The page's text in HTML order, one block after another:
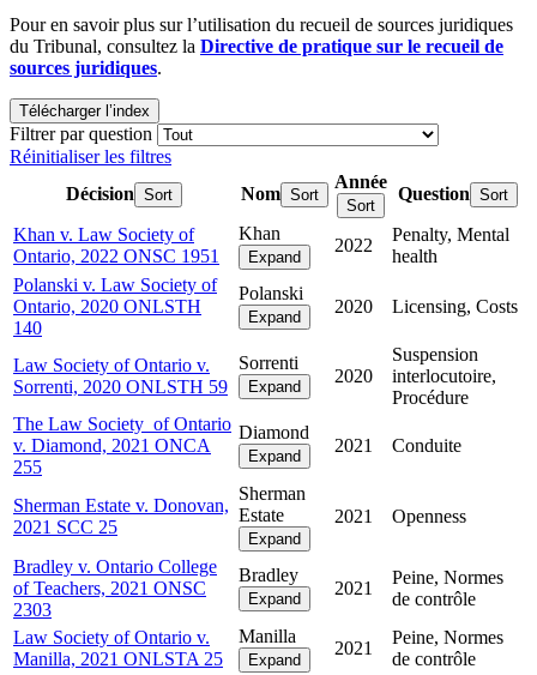
Pour en savoir plus sur l’utilisation du recueil de sources juridiques
du Tribunal, consultez la Directive de pratique sur le recueil de
sources juridiques.
Télécharger l’index
Filtrer par question
Réinitialiser les filtres
Décision Sort Nom Sort
Année
Sort
Question Sort
Khan v. Law Society of
Ontario, 2022 ONSC 1951
Khan
Expand
2022
Penalty, Mental
health
Polanski v. Law Society of
Ontario, 2020 ONLSTH
140
Polanski
Expand
2020 Licensing, Costs
Law Society of Ontario v.
Sorrenti, 2020 ONLSTH 59
Sorrenti
Expand
2020
Suspension
interlocutoire,
Procédure
The Law Society of Ontario
v. Diamond, 2021 ONCA
255
Diamond
Expand
2021 Conduite
Sherman Estate v. Donovan,
2021 SCC 25
Sherman
Estate
Expand
2021 Openness
Bradley v. Ontario College
of Teachers, 2021 ONSC
2303
Bradley
Expand
2021
Peine, Normes
de contrôle
Law Society of Ontario v.
Manilla, 2021 ONLSTA 25
Manilla
Expand
2021
Peine, Normes
de contrôle